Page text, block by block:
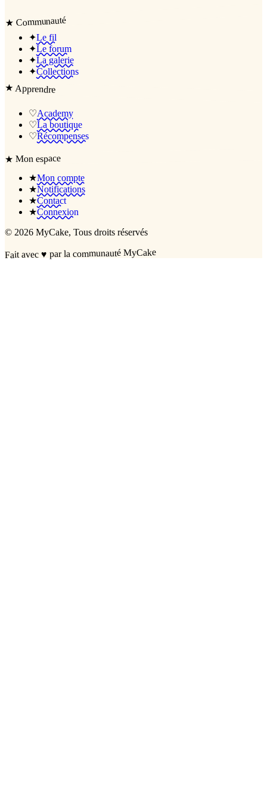
★ Communauté
✦Le fil
✦Le forum
✦La galerie
✦Collections
★Apprendre
♡Academy
♡La boutique
♡Récompenses
★Mon espace
★Mon compte
★Notifications
★Contact
★Connexion
© 2026 MyCake, Tous droits réservés
Fait avec♥ par la communauté MyCake